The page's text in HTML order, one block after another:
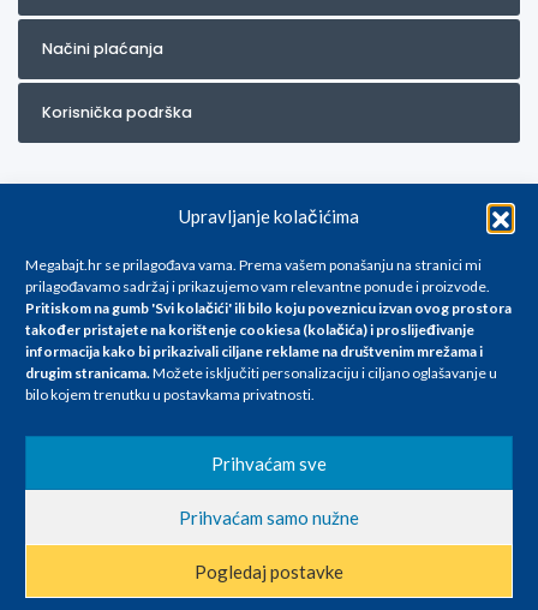
Upravljanje kolačićima
Megabajt.hr se prilagođava vama. Prema vašem ponašanju na stranici mi
prilagođavamo sadržaj i prikazujemo vam relevantne ponude i proizvode.
Pritiskom na gumb 'Svi kolačići' ili bilo koju poveznicu izvan ovog prostora
također pristajete na korištenje cookiesa (kolačića) i proslijeđivanje
informacija kako bi prikazivali ciljane reklame na društvenim mrežama i
drugim stranicama.Možete isključiti personalizaciju i ciljano oglašavanje u
bilo kojem trenutku u postavkama privatnosti.
Prihvaćam sve
Prihvaćam samo nužne
Pogledaj postavke
Načini plaćanja
Korisnička podrška
Za artikle kojih trenutno nema u ponudi obratite nam se na
info@megabajt.hr. Sve cijene su informativnog karaktera i podložne su
promjenama, a
iskazane su za avansno plaćanje(gotovina) u Eurima i uključuju PDV. Sve
se razlikovati od cijena u našim poslovnicama. Trudimo se dati što bolji
i točniji opis i sliku. Unatoč tome, ne možemo garantirati da su svi
nastale u opisu proizvoda, greške prilikom štampanja te promjene
cijena.